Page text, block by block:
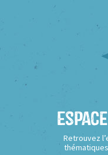
Retrouvez